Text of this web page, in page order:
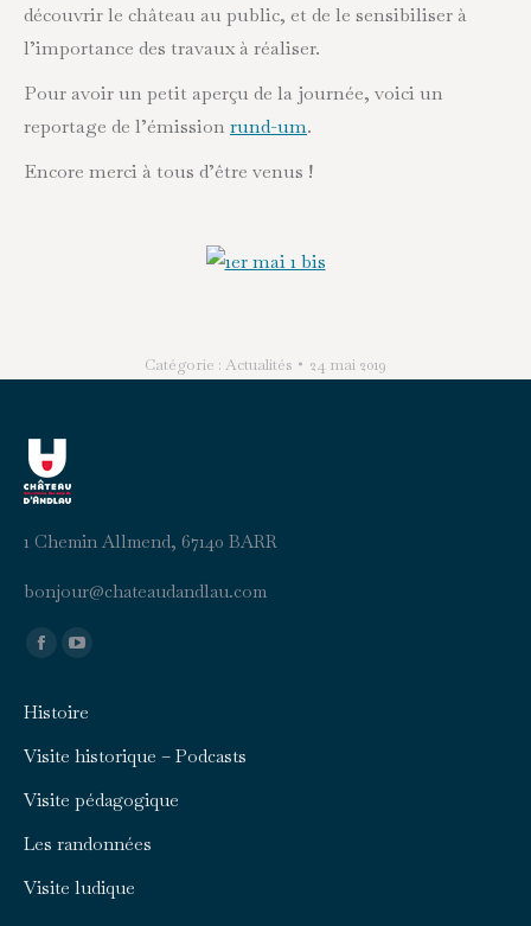
découvrir le château au public, et de le sensibiliser à
l’importance des travaux à réaliser.
Pour avoir un petit aperçu de la journée, voici un
reportage de l’émission rund-um.
Encore merci à tous d’être venus !
Catégorie : Actualités 24 mai 2019
1 Chemin Allmend, 67140 BARR
moc.u
aldna
duaet
ahc@r
uojno
b
Trouvez nous sur :
Facebook
opens
in
window
YouTube
opens
in
window
Histoire
Visite historique – Podcasts
Visite pédagogique
Les randonnées
Visite ludique